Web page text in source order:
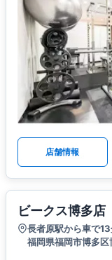
店舗情報
ビークス博多店
長者原駅から車で
福岡県福岡市博多